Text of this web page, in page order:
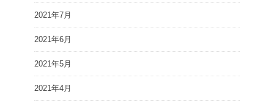
2021年7月
2021年6月
2021年5月
2021年4月